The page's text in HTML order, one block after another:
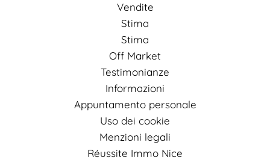
Vendite
Stima
Stima
Off Market
Testimonianze
Informazioni
Appuntamento personale
Uso dei cookie
Menzioni legali
Réussite Immo Nice